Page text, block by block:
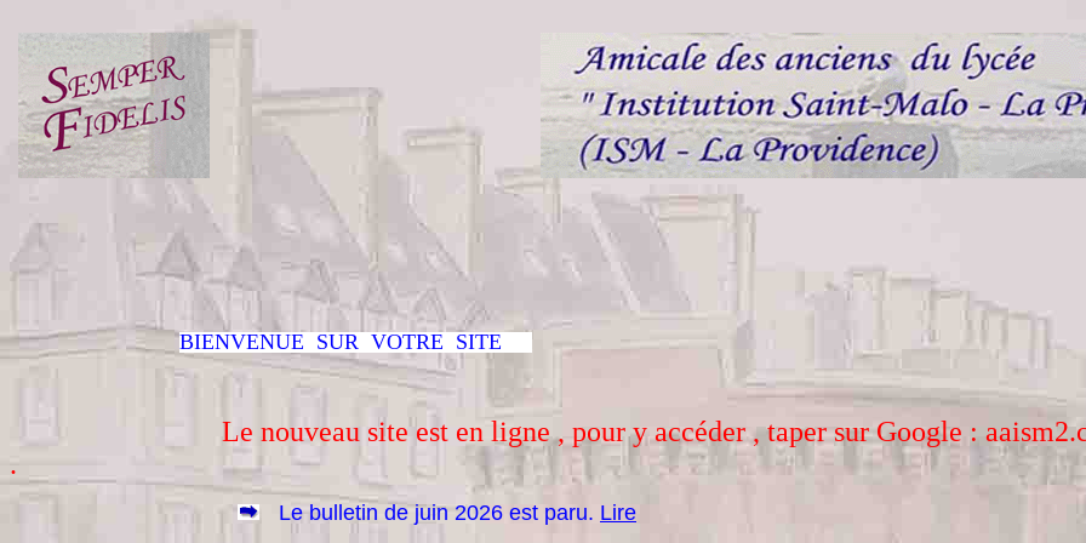
BIENVENUE SUR VOTRE SITE
Le nouveau site est en ligne , pour y accéder , taper sur Google :
.
Le bulletin de juin 2026 est paru. Lire